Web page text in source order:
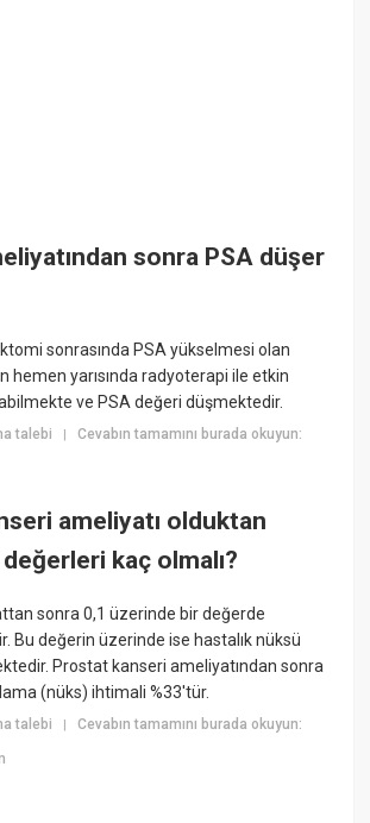
sonra PSA düşer
sonrasında PSA yükselmesi olan
hemen yarısında radyoterapi ile etkin
ve PSA değeri düşmektedir.
talebi |Cevabın tamamını burada okuyun:
ameliyatı olduktan
kaç olmalı?
sonra 0,1 üzerinde bir değerde
Bu değerin üzerinde ise hastalık nüksü
Prostat kanseri ameliyatından sonra
(nüks) ihtimali %33'tür.
talebi |Cevabın tamamını burada okuyun: